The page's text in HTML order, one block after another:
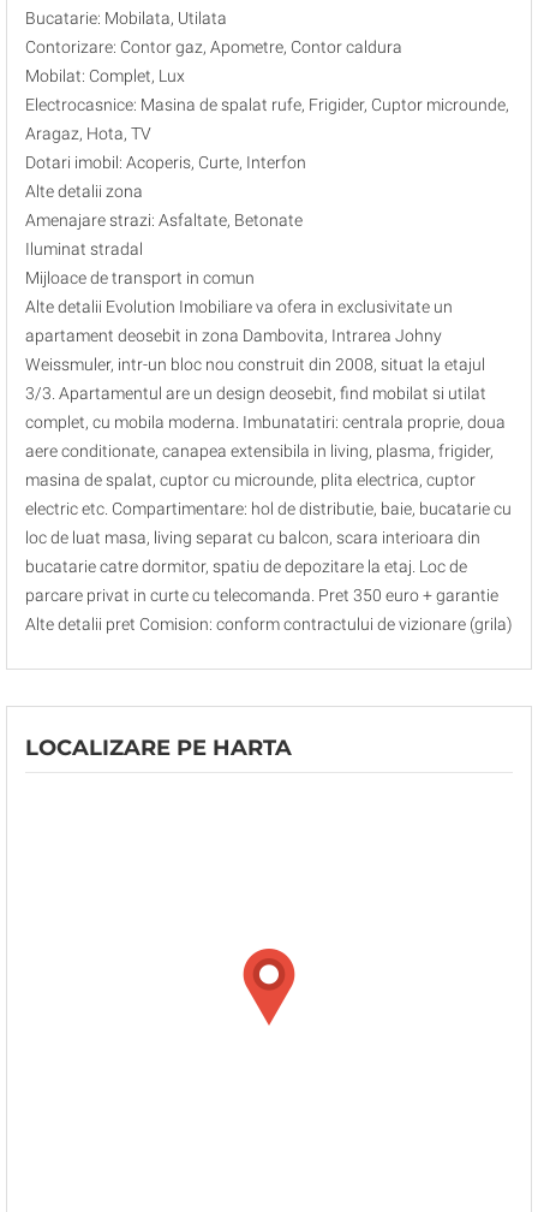
Bucatarie: Mobilata, Utilata
Contorizare: Contor gaz, Apometre, Contor caldura
Mobilat: Complet, Lux
Electrocasnice: Masina de spalat rufe, Frigider, Cuptor microunde,
Aragaz, Hota, TV
Dotari imobil: Acoperis, Curte, Interfon
Alte detalii zona
Amenajare strazi: Asfaltate, Betonate
Iluminat stradal
Mijloace de transport in comun
Alte detalii Evolution Imobiliare va ofera in exclusivitate un
apartament deosebit in zona Dambovita, Intrarea Johny
Weissmuler, intr-un bloc nou construit din 2008, situat la etajul
3/3. Apartamentul are un design deosebit, find mobilat si utilat
complet, cu mobila moderna. Imbunatatiri: centrala proprie, doua
aere conditionate, canapea extensibila in living, plasma, frigider,
masina de spalat, cuptor cu microunde, plita electrica, cuptor
electric etc. Compartimentare: hol de distributie, baie, bucatarie cu
loc de luat masa, living separat cu balcon, scara interioara din
bucatarie catre dormitor, spatiu de depozitare la etaj. Loc de
parcare privat in curte cu telecomanda. Pret 350 euro + garantie
Alte detalii pret Comision: conform contractului de vizionare (grila)
LOCALIZARE PE HARTA